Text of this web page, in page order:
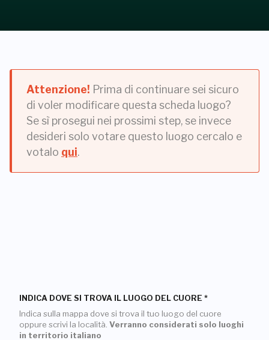
Attenzione! Prima di continuare sei sicuro
di voler modificare questa scheda luogo?
Se sì prosegui nei prossimi step, se invece
desideri solo votare questo luogo cercalo e
votalo qui.
INDICA DOVE SI TROVA IL LUOGO DEL CUORE *
Indica sulla mappa dove si trova il tuo luogo del cuore
oppure scrivi la località. Verranno considerati solo luoghi
in territorio italiano